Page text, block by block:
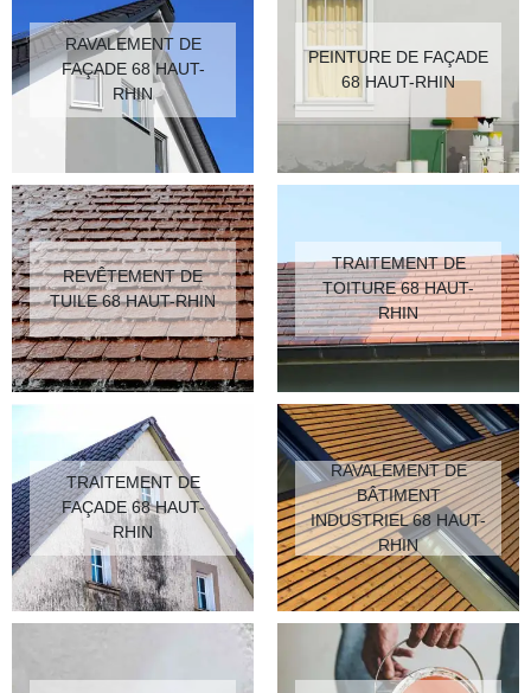
RAVALEMENT DE
FAÇADE 68 HAUT-
RHIN
PEINTURE DE FAÇADE
68 HAUT-RHIN
REVÊTEMENT DE
TUILE 68 HAUT-RHIN
TRAITEMENT DE
TOITURE 68 HAUT-
RHIN
TRAITEMENT DE
FAÇADE 68 HAUT-
RHIN
RAVALEMENT DE
BÂTIMENT
INDUSTRIEL 68 HAUT-
RHIN